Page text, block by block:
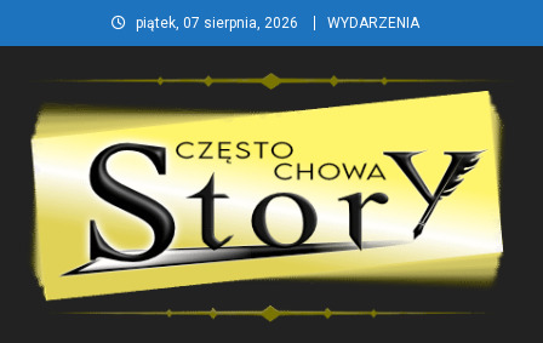
to
piątek, 07 sierpnia, 2026 WYDARZENIA